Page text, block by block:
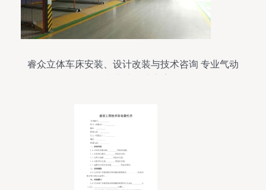
睿众立体车床安装、设计改装与技术咨询 专业气动